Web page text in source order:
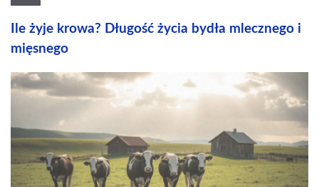
Ile żyje krowa? Długość życia bydła mlecznego i
mięsnego